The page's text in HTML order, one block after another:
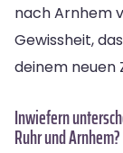
nach Arnhem
Gewissheit,
deinem neuen
Inwiefern
Ruhr und Arnhem?